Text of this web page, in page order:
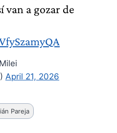
van a gozar de
April 21, 2026
Pareja